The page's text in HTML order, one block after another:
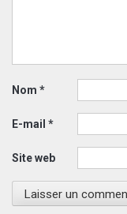
Nom *
E-mail *
Site web